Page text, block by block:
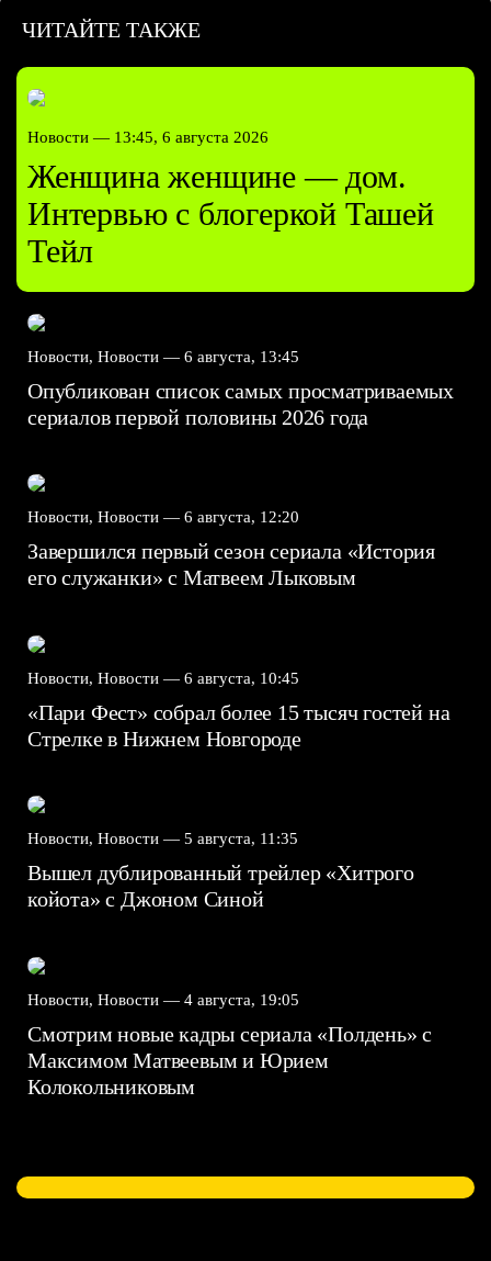
ЧИТАЙТЕ ТАКЖЕ
Новости — 13:45, 6 августа 2026
Женщина женщине — дом.
Интервью с блогеркой Ташей
Тейл
Новости, Новости — 6 августа, 13:45
Опубликован список самых просматриваемых
сериалов первой половины 2026 года
Новости, Новости — 6 августа, 12:20
Завершился первый сезон сериала «История
его служанки» с Матвеем Лыковым
Новости, Новости — 6 августа, 10:45
«Пари Фест» собрал более 15 тысяч гостей на
Стрелке в Нижнем Новгороде
Новости, Новости — 5 августа, 11:35
Вышел дублированный трейлер «Хитрого
койота» с Джоном Синой
Новости, Новости — 4 августа, 19:05
Смотрим новые кадры сериала «Полдень» с
Максимом Матвеевым и Юрием
Колокольниковым